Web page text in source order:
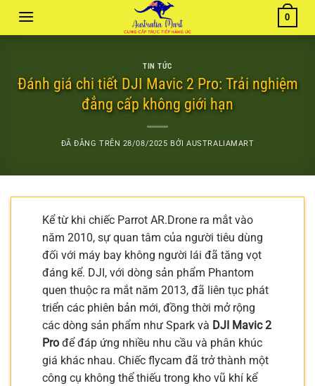
0
TIN TỨC
Đánh giá chi tiết DJI Mavic 2 Pro: Trải nghiệm
đẳng cấp không giới hạn
ĐÃ ĐĂNG TRÊN 28/08/2025 BỞIAUSTRALIAMART
Kể từ khi chiếc Parrot AR.Drone ra mắt vào
năm 2010, sự quan tâm của người tiêu dùng
đối với máy bay không người lái đã tăng vọt
đáng kể. DJI, với dòng sản phẩm Phantom
quen thuộc ra mắt năm 2013, đã liên tục phát
triển các phiên bản mới, đồng thời mở rộng
các dòng sản phẩm như Spark và DJI Mavic 2
Pro để đáp ứng nhiều nhu cầu và phân khúc
giá khác nhau. Chiếc flycam đã trở thành một
công cụ không thể thiếu trong kho vũ khí kể